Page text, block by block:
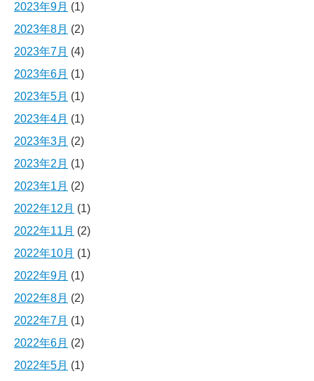
2023年9月 (1)
2023年8月 (2)
2023年7月 (4)
2023年6月 (1)
2023年5月 (1)
2023年4月 (1)
2023年3月 (2)
2023年2月 (1)
2023年1月 (2)
2022年12月 (1)
2022年11月 (2)
2022年10月 (1)
2022年9月 (1)
2022年8月 (2)
2022年7月 (1)
2022年6月 (2)
2022年5月 (1)